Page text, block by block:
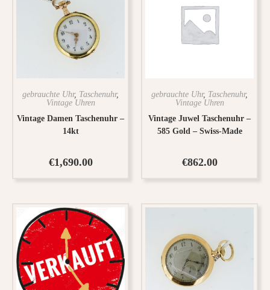
gebrauchte Uhr, Taschenuhr,
Vintage Uhren
Vintage Damen Taschenuhr –
14kt
€1,690.00
gebrauchte Uhr, Taschenuhr,
Vintage Uhren
Vintage Juwel Taschenuhr –
585 Gold – Swiss-Made
€862.00